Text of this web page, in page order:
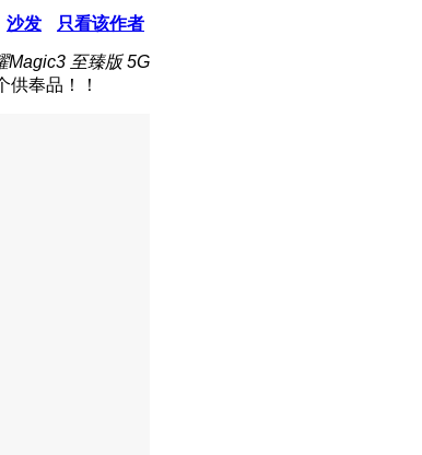
沙发 只看该作者
Magic3 至臻版 5G
奉品！！